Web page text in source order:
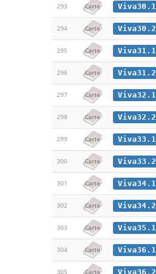
293 Carte Viva30.1
294 Carte Viva30.2
295 Carte Viva31.1
296 Carte Viva31.2
297 Carte Viva32.1
298 Carte Viva32.2
299 Carte Viva33.1
300 Carte Viva33.2
301 Carte Viva34.1
302 Carte Viva34.2
303 Carte Viva35.1
304 Carte Viva36.1
305 Carte Viva36.2